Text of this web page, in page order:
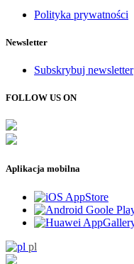
Polityka prywatności
Newsletter
Subskrybuj newsletter
FOLLOW US ON
Aplikacja mobilna
pl